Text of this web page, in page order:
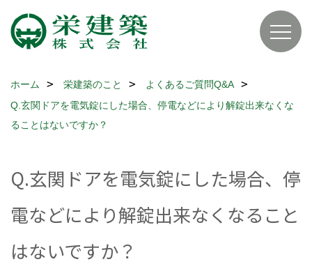
ホーム 栄建築のこと
よくあるご質問Q&A
Q.玄関ドアを電気錠にした場合、停電などにより解錠出来なくな
ることはないですか？
Q.玄関ドアを電気錠にした場合、停
電などにより解錠出来なくなること
はないですか？